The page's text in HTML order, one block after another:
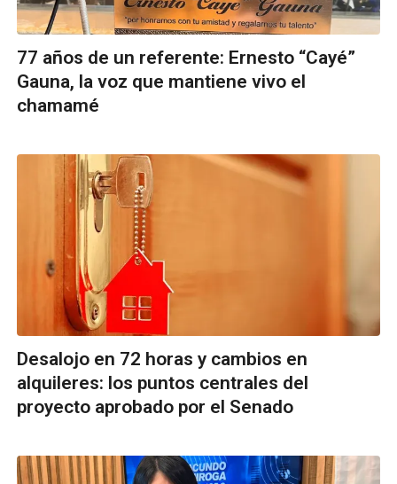
77 años de un referente: Ernesto “Cayé”
Gauna, la voz que mantiene vivo el
chamamé
Desalojo en 72 horas y cambios en
alquileres: los puntos centrales del
proyecto aprobado por el Senado